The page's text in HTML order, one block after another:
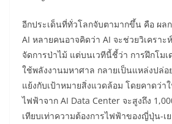
อีกประเด็นที่ทั่วโลกจับตามากขึ้น คือ ผล
AI หลายคนอาจคิดว่า AI จะช่วยวิเครา
จัดการป่าไม้ แต่บนเวทีนี้ชี้ว่า การฝึกโม
ใช้พลังงานมหาศาล กลายเป็นแหล่งปล่อ
แย้งกับเป้าหมายสิ่งแวดล้อม โดยคาดว่า
ไฟฟ้าจาก AI Data Center จะสูงถึง
เทียบเท่าความต้องการไฟฟ้าของญี่ปุ่น-เ